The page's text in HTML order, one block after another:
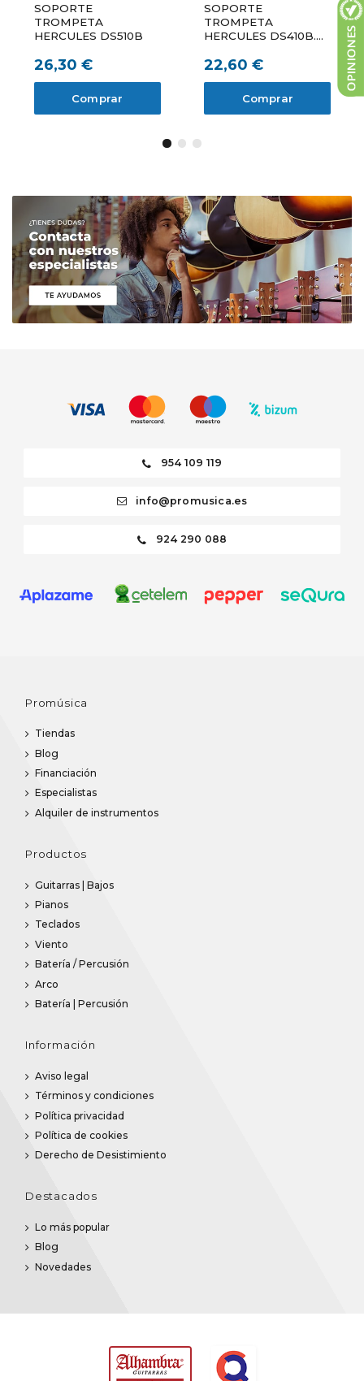
SOPORTE
TROMPETA
HERCULES DS510B
26,30 €
Comprar
SOPORTE
TROMPETA
HERCULES DS410B.
22,60 €
Comprar
954 109 119
info@promusica.es
924 290 088
Promúsica
Tiendas
Blog
Financiación
Especialistas
Alquiler de instrumentos
Productos
Guitarras | Bajos
Pianos
Teclados
Viento
Batería / Percusión
Arco
Batería | Percusión
Información
Aviso legal
Términos y condiciones
Política privacidad
Política de cookies
Derecho de Desistimiento
Destacados
Lo más popular
Blog
Novedades